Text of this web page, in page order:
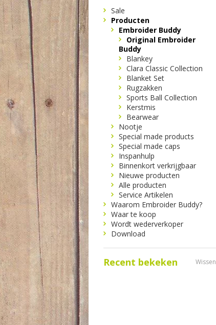
Sale
Producten
Embroider Buddy
Original Embroider
Buddy
Blankey
Clara Classic Collection
Blanket Set
Rugzakken
Sports Ball Collection
Kerstmis
Bearwear
Nootje
Special made products
Special made caps
Inspanhulp
Binnenkort verkrijgbaar
Nieuwe producten
Alle producten
Service Artikelen
Waarom Embroider Buddy?
Waar te koop
Wordt wederverkoper
Download
Recent bekeken Wissen